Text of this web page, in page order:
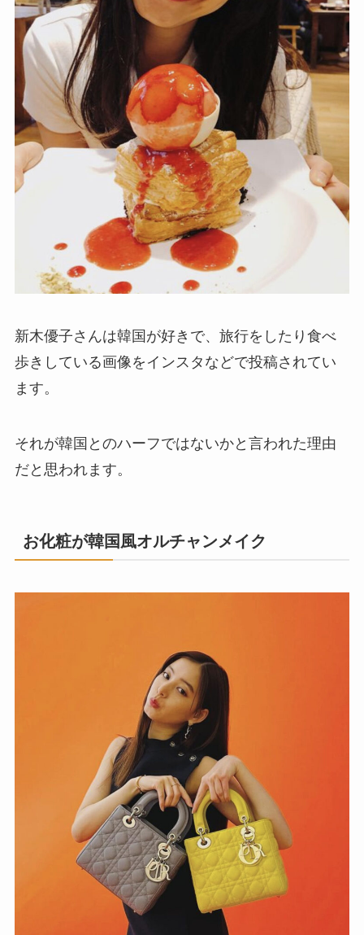
新木優子さんは韓国が好きで、旅行をしたり食べ
歩きしている画像をインスタなどで投稿されてい
ます。
それが韓国とのハーフではないかと言われた理由
だと思われます。
お化粧が韓国風オルチャンメイク